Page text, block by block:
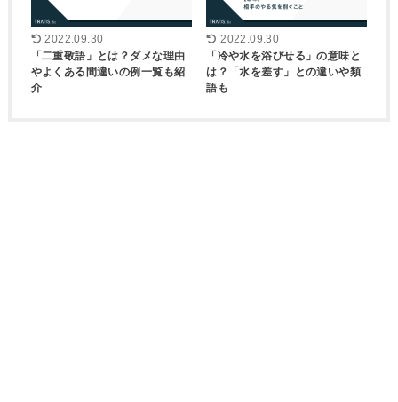
2022.09.30
「二重敬語」とは？ダメな理由
やよくある間違いの例一覧も紹
介
2022.09.30
「冷や水を浴びせる」の意味と
は？「水を差す」との違いや類
語も